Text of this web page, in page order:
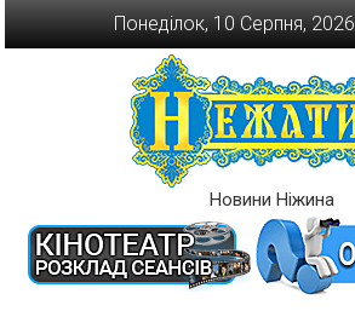
Понеділок, 10 Серпня, 2026
Новини Ніжина